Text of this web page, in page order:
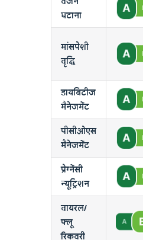
घटाना
मांसपेशी
वृद्धि
डायबिटीज
मैनेजमेंट
पीसीओएस
मैनेजमेंट
प्रेग्नेंसी
न्यूट्रिशन
वायरल/
फ्लू
रिकवरी